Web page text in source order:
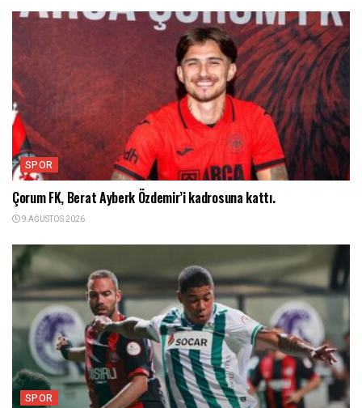
SPOR
Çorum FK, Berat Ayberk Özdemir’i kadrosuna kattı.
9 AĞUSTOS 2026
SPOR